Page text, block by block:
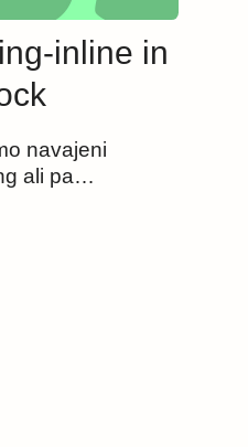
inline in
navajeni
ali pa…